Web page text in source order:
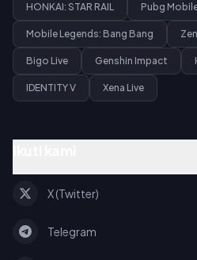
HONKAI: STAR RAIL Pubg
Mobile Legends: Bang Bang
Bigo Live Genshin Impact
IDENTITY V Xena Live
X (Twitter)
Telegram